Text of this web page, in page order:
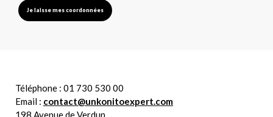
Unkonito Expert
Téléphone : 01 730 530 00
Email : contact@unkonitoexpert.com